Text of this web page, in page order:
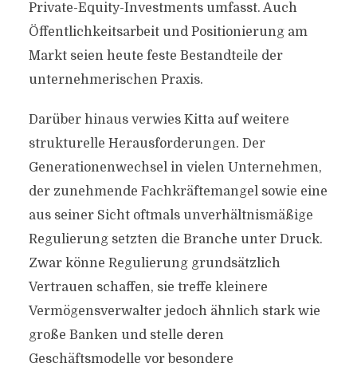
Private-Equity-Investments umfasst. Auch
Öffentlichkeitsarbeit und Positionierung am
Markt seien heute feste Bestandteile der
unternehmerischen Praxis.
Darüber hinaus verwies Kitta auf weitere
strukturelle Herausforderungen. Der
Generationenwechsel in vielen Unternehmen,
der zunehmende Fachkräftemangel sowie eine
aus seiner Sicht oftmals unverhältnismäßige
Regulierung setzten die Branche unter Druck.
Zwar könne Regulierung grundsätzlich
Vertrauen schaffen, sie treffe kleinere
Vermögensverwalter jedoch ähnlich stark wie
große Banken und stelle deren
Geschäftsmodelle vor besondere